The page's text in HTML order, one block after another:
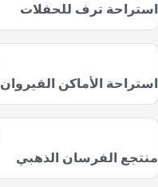
استراحة ترف للحفلات
استراحة الأماكن القيروان
منتجع الفرسان الذهبي